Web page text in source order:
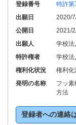
登録番号
特許
出願日
2020/
公開日
2021/
出願人
学校法
特許権者
学校法
権利化状況
権利化
発明の名称
フッ
方法
登録者への連絡